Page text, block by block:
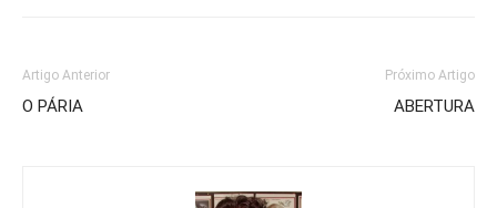
Artigo Anterior
O PÁRIA
Próximo Artigo
ABERTURA